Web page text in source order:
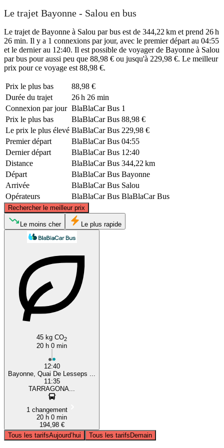
Le trajet Bayonne - Salou en bus
Le trajet de Bayonne à Salou par bus est de 344,22 km et prend 26 h
26 min. Il y a 1 connexions par jour, avec le premier départ au 04:55
et le dernier au 12:40. Il est possible de voyager de Bayonne à Salou
par bus pour aussi peu que 88,98 € ou jusqu'à 229,98 €. Le meilleur
prix pour ce voyage est 88,98 €.
Prix ​​le plus bas
88,98 €
Durée du trajet
26 h 26 min
Connexion par jour BlaBlaCar Bus 1
Prix ​​le plus bas
BlaBlaCar Bus 88,98 €
Le prix le plus élevé BlaBlaCar Bus 229,98 €
Premier départ
BlaBlaCar Bus 04:55
Dernier départ
BlaBlaCar Bus 12:40
Distance
BlaBlaCar Bus 344,22 km
Départ
BlaBlaCar Bus Bayonne
Arrivée
BlaBlaCar Bus Salou
Opérateurs
BlaBlaCar Bus BlaBlaCar Bus
Rechercher le meilleur prix
Bayonne
© CARTO, ©OpenStreetMap
Le moins cher Le plus rapide
45 kg CO2
20 h 0 min
12:40
Bayonne, Quai De Lesseps ...
11:35
TARRAGONA...
1 changement
20 h 0 min
194,98 €
Tous les tarifsAujourd’hui Tous les tarifsDemain